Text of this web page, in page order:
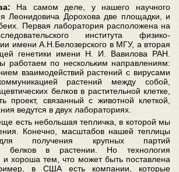
На самом деле, у нашего научного
Леонидовича Дорохова две площадки, и
Первая лаборатория расположена на
института физико-
имени А.Н.Белозерского в МГУ, а вторая
генетики имени Н. И. Вавилова РАН.
работаем по нескольким направлениям:
взаимодействий растений с вирусами
растений между собой,
белков в растительной клетке,
проект, связанный с животной клеткой,
ведутся в двух лабораториях.
есть небольшая тепличка, в которой мы
Конечно, масштабов нашей теплицы
для получения крупных партий
белков в растении. Но технология
и хороша тем, что может быть поставлена
в США есть компании, которые